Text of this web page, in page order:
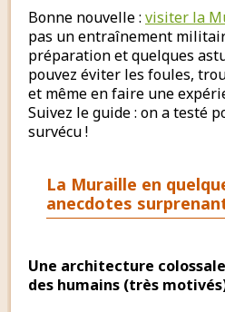
Bonne nouvelle : visiter la
pas un entraînement
préparation et quelques
pouvez éviter les foules,
et même en faire une
Suivez le guide : on a testé
survécu !
La Muraille en
anecdotes
Une architecture
des humains (très